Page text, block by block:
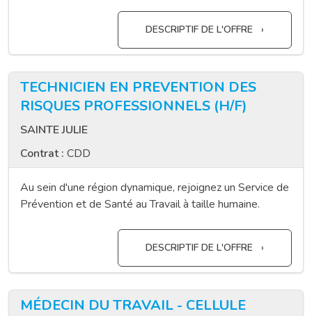
DESCRIPTIF DE L'OFFRE
TECHNICIEN EN PREVENTION DES
RISQUES PROFESSIONNELS (H/F)
SAINTE JULIE
Contrat : CDD
Au sein d'une région dynamique, rejoignez un Service de
Prévention et de Santé au Travail à taille humaine.
DESCRIPTIF DE L'OFFRE
MÉDECIN DU TRAVAIL - CELLULE